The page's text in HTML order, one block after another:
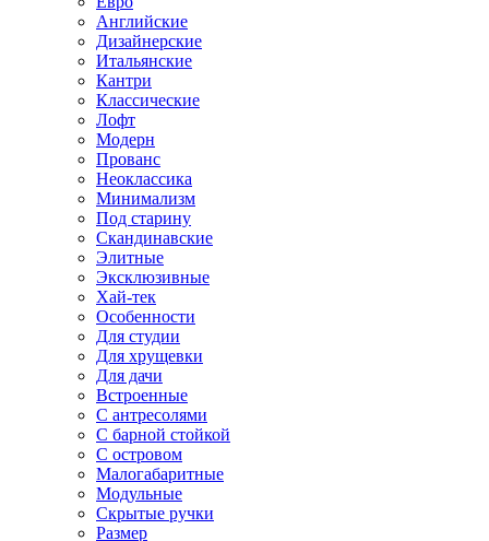
Английские
Дизайнерские
Итальянские
Кантри
Классические
Лофт
Модерн
Прованс
Неоклассика
Минимализм
Под старину
Скандинавские
Элитные
Эксклюзивные
Хай-тек
Особенности
Для студии
Для хрущевки
Для дачи
Встроенные
С антресолями
С барной стойкой
С островом
Малогабаритные
Модульные
Скрытые ручки
Размер